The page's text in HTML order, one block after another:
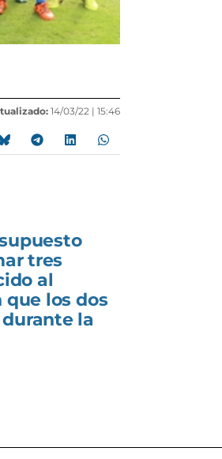
14/03/22 | 15:46
tres
al
que los dos
la